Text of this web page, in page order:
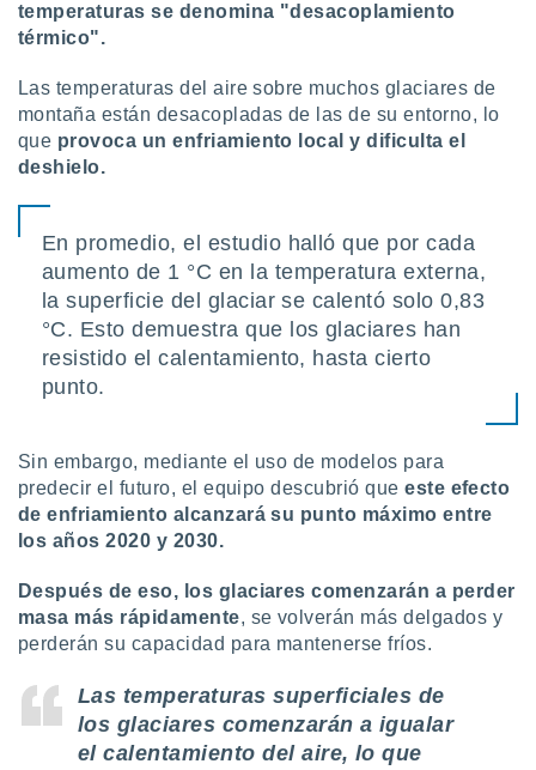
temperaturas se denomina "desacoplamiento
térmico".
Las temperaturas del aire sobre muchos glaciares de
montaña están desacopladas de las de su entorno, lo
que provoca un enfriamiento local y dificulta el
deshielo.
En promedio, el estudio halló que por cada
aumento de 1 °C en la temperatura externa,
la superficie del glaciar se calentó solo 0,83
°C. Esto demuestra que los glaciares han
resistido el calentamiento, hasta cierto
punto.
Sin embargo, mediante el uso de modelos para
predecir el futuro, el equipo descubrió queeste efecto
de enfriamiento alcanzará su punto máximo entre
los años 2020 y 2030.
Después de eso, los glaciares comenzarán a perder
masa más rápidamente, se volverán más delgados y
perderán su capacidad para mantenerse fríos.
Las temperaturas superficiales de
los glaciares comenzarán a igualar
el calentamiento del aire, lo que